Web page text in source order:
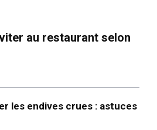
au restaurant selon
les endives crues : astuces